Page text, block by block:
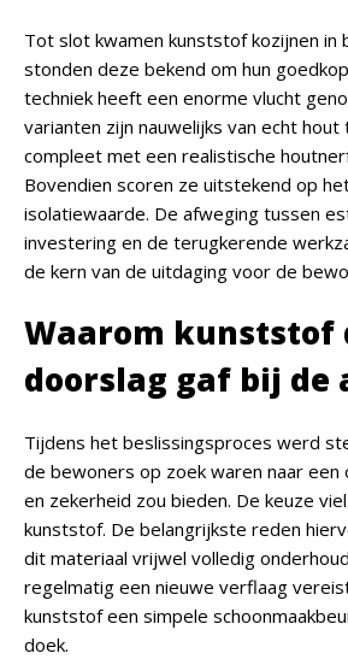
Tot slot kwamen kunststof kozijnen in
stonden deze bekend om hun
techniek heeft een enorme vlucht
varianten zijn nauwelijks van echt
compleet met een realistische
Bovendien scoren ze uitstekend op
isolatiewaarde. De afweging tussen
investering en de terugkerende
de kern van de uitdaging voor de
Waarom kunststof
doorslag gaf bij de
Tijdens het beslissingsproces werd
de bewoners op zoek waren naar een
en zekerheid zou bieden. De keuze
kunststof. De belangrijkste reden
dit materiaal vrijwel volledig
regelmatig een nieuwe verflaag
kunststof een simpele
doek.